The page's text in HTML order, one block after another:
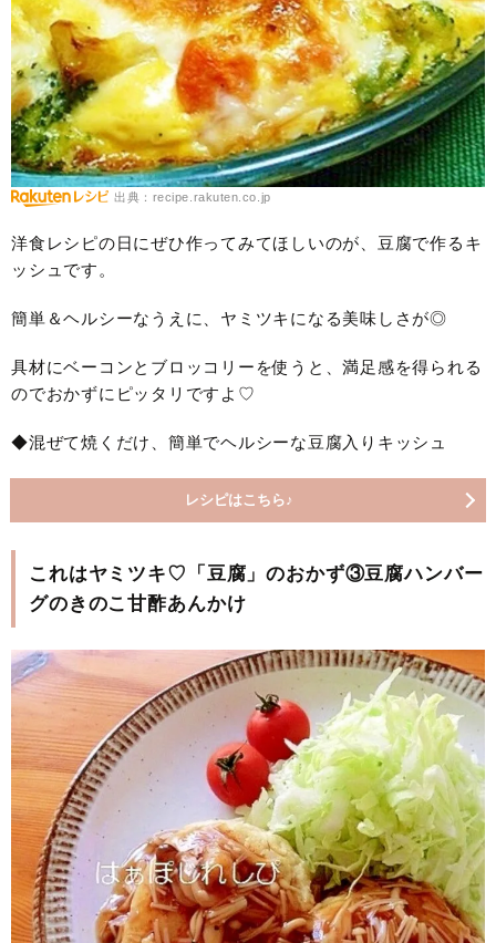
出典：recipe.rakuten.co.jp
洋食レシピの日にぜひ作ってみてほしいのが、豆腐で作るキ
ッシュです。
簡単＆ヘルシーなうえに、ヤミツキになる美味しさが◎
具材にベーコンとブロッコリーを使うと、満足感を得られる
のでおかずにピッタリですよ♡
◆混ぜて焼くだけ、簡単でヘルシーな豆腐入りキッシュ
レシピはこちら♪
これはヤミツキ♡「豆腐」のおかず③豆腐ハンバー
グのきのこ甘酢あんかけ